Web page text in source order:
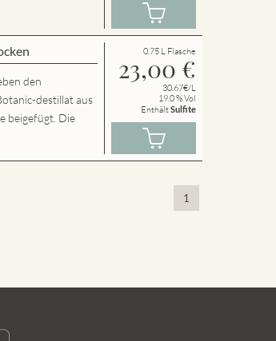
den
destillat aus
beigefügt. Die
0.75 L Flasche
23,00 €
30.67€/L
19.0 % Vol
EnthältSulfite
1